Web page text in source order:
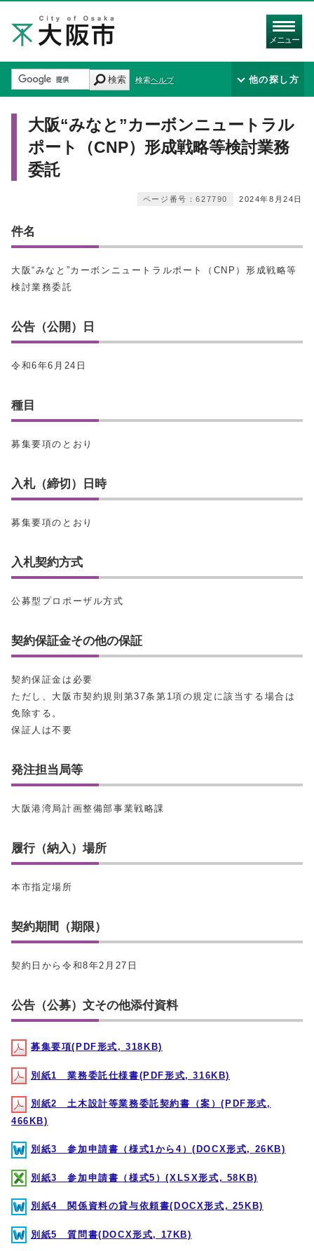
メニュー
検索 検索ヘルプ 他の探し方
大阪“みなと”カーボンニュートラル
ポート（CNP）形成戦略等検討業務
委託
2024年8月24日
ページ番号：627790
件名
大阪“みなと”カーボンニュートラルポート（CNP）形成戦略等
検討業務委託
公告（公開）日
令和6年6月24日
種目
募集要項のとおり
入札（締切）日時
募集要項のとおり
入札契約方式
公募型プロポーザル方式
契約保証金その他の保証
契約保証金は必要
ただし、大阪市契約規則第37条第1項の規定に該当する場合は
免除する。
保証人は不要
発注担当局等
大阪港湾局計画整備部事業戦略課
履行（納入）場所
本市指定場所
契約期間（期限）
契約日から令和8年2月27日
公告（公募）文その他添付資料
募集要項(PDF形式, 318KB)
別紙1 業務委託仕様書(PDF形式, 316KB)
別紙2 土木設計等業務委託契約書（案）(PDF形式,
466KB)
別紙3 参加申請書（様式1から4）(DOCX形式, 26KB)
別紙3 参加申請書（様式5）(XLSX形式, 58KB)
別紙4 関係資料の貸与依頼書(DOCX形式, 25KB)
別紙5 質問書(DOCX形式, 17KB)